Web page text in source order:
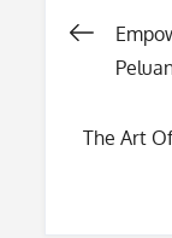
The Art